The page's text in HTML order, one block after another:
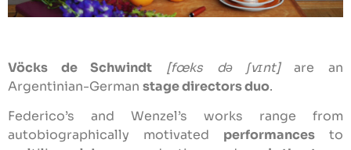
Vöcks de Schwindt [fœks də ʃvɪnt]are an
Argentinian-German stage directors duo.
Federico’s and Wenzel’s works range from
autobiographically motivated performances to